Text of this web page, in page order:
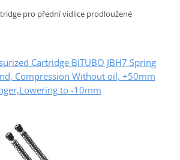
pro přední vidlice prodloužené
Cartridge BITUBO JBH7 Spring
Compression Without oil, +50mm
to -10mm